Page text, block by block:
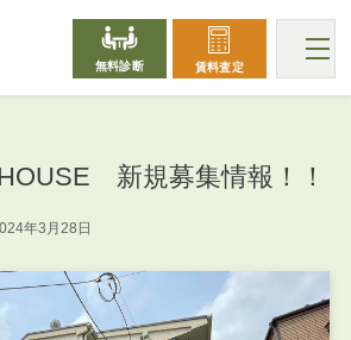
無料診断 賃料査定
新規募集情報！！
年3月28日